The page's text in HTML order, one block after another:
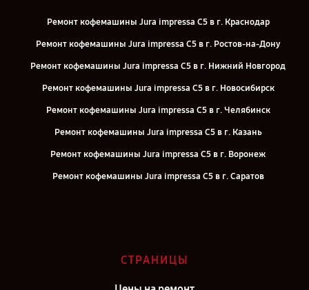
Ремонт кофемашины Jura impressa С5 в г. Краснодар
Ремонт кофемашины Jura impressa С5 в г. Ростов-на-Дону
Ремонт кофемашины Jura impressa С5 в г. Нижний Новгород
Ремонт кофемашины Jura impressa С5 в г. Новосибирск
Ремонт кофемашины Jura impressa С5 в г. Челябинск
Ремонт кофемашины Jura impressa С5 в г. Казань
Ремонт кофемашины Jura impressa С5 в г. Воронеж
Ремонт кофемашины Jura impressa С5 в г. Саратов
Ремонт кофемашины Jura impressa С5 в г. Санкт-Петербург
СТРАНИЦЫ